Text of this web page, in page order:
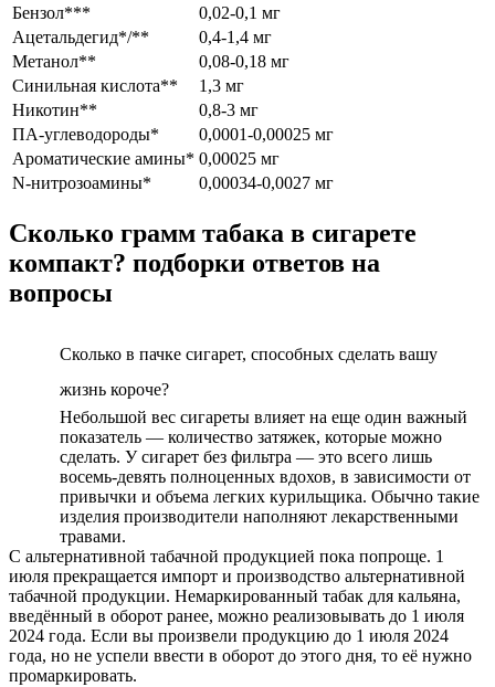
Бензол***
0,02-0,1 мг
Ацетальдегид*/**
0,4-1,4 мг
Метанол**
0,08-0,18 мг
Синильная кислота**
1,3 мг
Никотин**
0,8-3 мг
ПА-углеводороды*
0,0001-0,00025 мг
Ароматические амины* 0,00025 мг
N-нитрозоамины*
0,00034-0,0027 мг
Сколько грамм табака в сигарете
компакт? подборки ответов на
вопросы
Сколько в пачке сигарет, способных сделать вашу
жизнь короче?
Небольшой вес сигареты влияет на еще один важный
показатель — количество затяжек, которые можно
сделать. У сигарет без фильтра — это всего лишь
восемь-девять полноценных вдохов, в зависимости от
привычки и объема легких курильщика. Обычно такие
изделия производители наполняют лекарственными
травами.
С альтернативной табачной продукцией пока попроще. 1
июля прекращается импорт и производство альтернативной
табачной продукции. Немаркированный табак для кальяна,
введённый в оборот ранее, можно реализовывать до 1 июля
2024 года. Если вы произвели продукцию до 1 июля 2024
года, но не успели ввести в оборот до этого дня, то её нужно
промаркировать.